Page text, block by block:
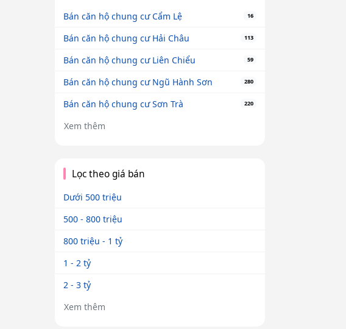
Bán căn hộ chung cư Cẩm Lệ 16
Bán căn hộ chung cư Hải Châu 113
Bán căn hộ chung cư Liên Chiểu 59
Bán căn hộ chung cư Ngũ Hành Sơn 280
Bán căn hộ chung cư Sơn Trà 220
Xem thêm
Lọc theo giá bán
Dưới 500 triệu
500 - 800 triệu
800 triệu - 1 tỷ
1 - 2 tỷ
2 - 3 tỷ
Xem thêm